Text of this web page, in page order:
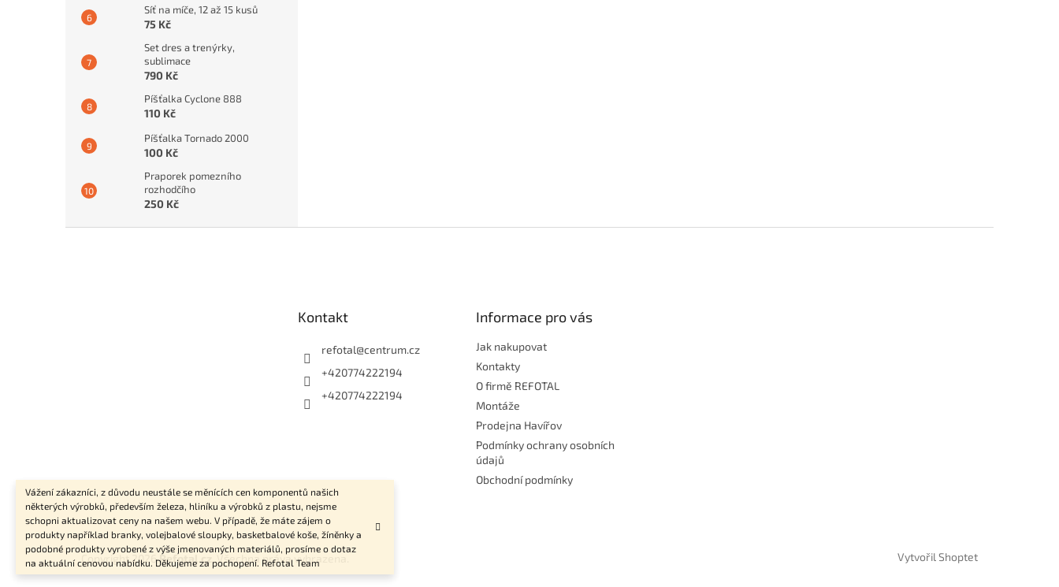
Vážení zákazníci, z důvodu neustále se měnících cen komponentů našich
některých výrobků, především železa, hliníku a výrobků z plastu, nejsme
schopni aktualizovat ceny na našem webu. V případě, že máte zájem o
produkty například branky, volejbalové sloupky, basketbalové koše, žíněnky a
podobné produkty vyrobené z výše jmenovaných materiálů, prosíme o dotaz
na aktuální cenovou nabídku. Děkujeme za pochopení. Refotal Team
Síť na míče, 12 až 15 kusů
75 Kč
Set dres a trenýrky,
sublimace
790 Kč
Píšťalka Cyclone 888
110 Kč
Píšťalka Tornado 2000
100 Kč
Praporek pomezního
rozhodčího
250 Kč
Kontakt
refotal@centrum.cz
+420774222194
+420774222194
Informace pro vás
Jak nakupovat
Kontakty
O firmě REFOTAL
Montáže
Prodejna Havířov
Podmínky ochrany osobních
údajů
Obchodní podmínky
Vytvořil Shoptet
Copyright 2026Refotal.cz . Všechna práva vyhrazena.